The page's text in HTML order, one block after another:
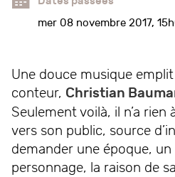
mer 08 novembre 2017,
Une douce musique
conteur, Christian
Seulement voilà, il n’a
vers son public, source
demander une époque,
personnage, la raison de